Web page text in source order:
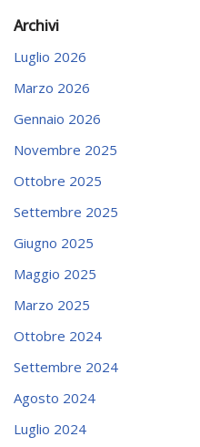
Archivi
Luglio 2026
Marzo 2026
Gennaio 2026
Novembre 2025
Ottobre 2025
Settembre 2025
Giugno 2025
Maggio 2025
Marzo 2025
Ottobre 2024
Settembre 2024
Agosto 2024
Luglio 2024